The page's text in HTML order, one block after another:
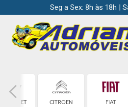
Seg a Sex: 8h às 18h |
CITROEN FIAT